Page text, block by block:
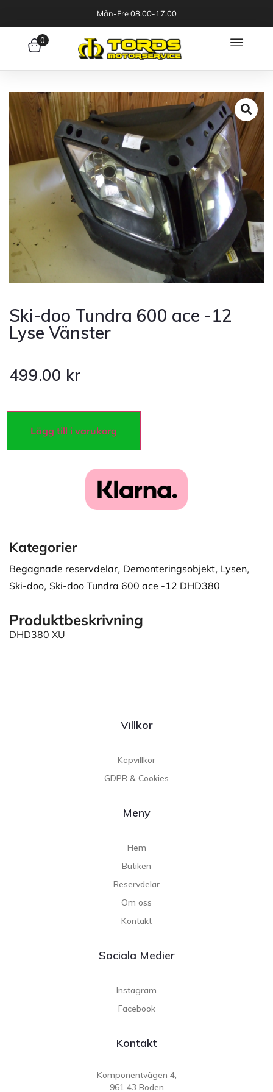
Mån-Fre 08.00-17.00
0
Ski-doo Tundra 600 ace -12
Lyse Vänster
499.00 kr
Lägg till i varukorg
Kategorier
Begagnade reservdelar, Demonteringsobjekt, Lysen,
Ski-doo, Ski-doo Tundra 600 ace -12 DHD380
Produktbeskrivning
DHD380 XU
Villkor
Köpvillkor
GDPR & Cookies
Meny
Hem
Butiken
Reservdelar
Om oss
Kontakt
Sociala Medier
Instagram
Facebook
Kontakt
Komponentvägen 4,
961 43 Boden